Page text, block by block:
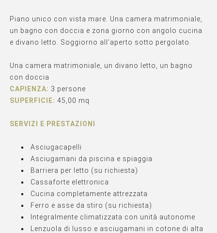
Piano unico con vista mare. Una camera matrimoniale,
un bagno con doccia e zona giorno con angolo cucina
e divano letto. Soggiorno all’aperto sotto pergolato.
Una camera matrimoniale, un divano letto, un bagno
con doccia
CAPIENZA: 3 persone
SUPERFICIE: 45,00 mq
SERVIZI E PRESTAZIONI
Asciugacapelli
Asciugamani da piscina e spiaggia
Barriera per letto (su richiesta)
Cassaforte elettronica
Cucina completamente attrezzata
Ferro e asse da stiro (su richiesta)
Integralmente climatizzata con unità autonome
Lenzuola di lusso e asciugamani in cotone di alta